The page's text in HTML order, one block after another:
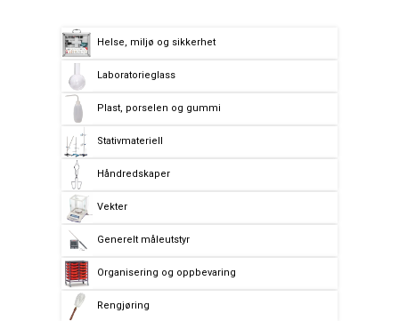
Helse, miljø og sikkerhet
Laboratorieglass
Plast, porselen og gummi
Stativmateriell
Håndredskaper
Vekter
Generelt måleutstyr
Organisering og oppbevaring
Rengjøring